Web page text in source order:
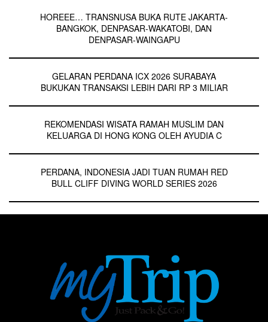
HOREEE… TRANSNUSA BUKA RUTE JAKARTA-
BANGKOK, DENPASAR-WAKATOBI, DAN
DENPASAR-WAINGAPU
GELARAN PERDANA ICX 2026 SURABAYA
BUKUKAN TRANSAKSI LEBIH DARI RP 3 MILIAR
REKOMENDASI WISATA RAMAH MUSLIM DAN
KELUARGA DI HONG KONG OLEH AYUDIA C
PERDANA, INDONESIA JADI TUAN RUMAH RED
BULL CLIFF DIVING WORLD SERIES 2026